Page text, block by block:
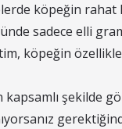
köpeğin rahat
sadece elli
köpeğin
şekilde